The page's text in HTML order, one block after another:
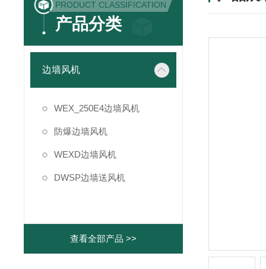
PRODUCT CLASSIFICATION
产品分类
边墙风机
WEX_250E4边墙风机
防爆边墙风机
WEXD边墙风机
DWSP边墙送风机
查看全部产品 >>